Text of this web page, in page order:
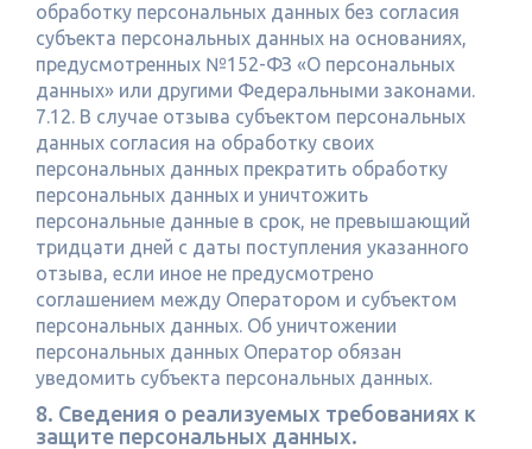
обработку персональных данных без согласия
субъекта персональных данных на основаниях,
предусмотренных №152-ФЗ «О персональных
данных» или другими Федеральными законами.
7.12. В случае отзыва субъектом персональных
данных согласия на обработку своих
персональных данных прекратить обработку
персональных данных и уничтожить
персональные данные в срок, не превышающий
тридцати дней с даты поступления указанного
отзыва, если иное не предусмотрено
соглашением между Оператором и субъектом
персональных данных. Об уничтожении
персональных данных Оператор обязан
уведомить субъекта персональных данных.
8. Сведения о реализуемых требованиях к
защите персональных данных.